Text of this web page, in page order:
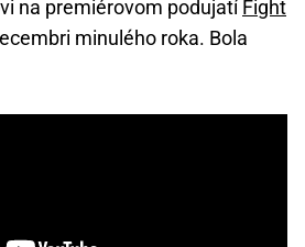
na premiérovom podujatíFight
minulého roka. Bola